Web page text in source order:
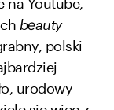
beauty
polski
urodowy